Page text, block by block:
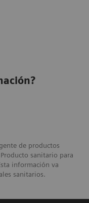
de productos
sanitario para
información va
sanitarios.